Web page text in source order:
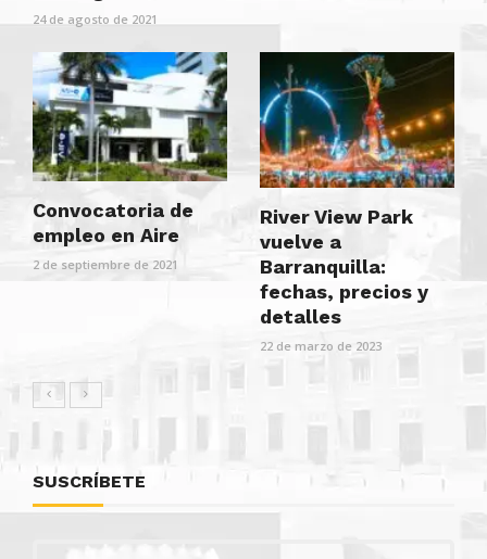
24 de agosto de 2021
Convocatoria de
empleo en Aire
2 de septiembre de 2021
River View Park
vuelve a
Barranquilla:
fechas, precios y
detalles
22 de marzo de 2023
SUSCRÍBETE